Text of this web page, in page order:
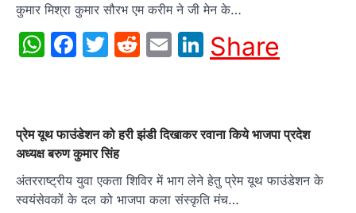
कुमार मिश्रा कुमार सौरभ एम करीम ने जी मेन के…
WhatsApp
Facebook
Twitter
Reddit
EmailLinkedIn
Share
प्रेम यूथ फाउंडेशन को हरी झंडी दिखाकर रवाना किये भाजपा प्रदेश
अध्यक्ष बरुण कुमार सिंह
अंतरराष्ट्रीय युवा एकता शिविर में भाग लेने हेतु प्रेम यूथ फाउंडेशन के
स्वयंसेवकों के दल को भाजपा कला संस्कृति मंच…